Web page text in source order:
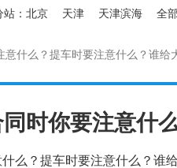
： 北京 天津 天津滨海 全
什么？提车时要注意什么？谁给
时你要注意什
么？提车时要注意什么？谁